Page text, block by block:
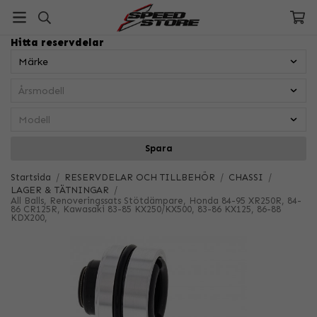
Hitta reservdelar
Spara
Startsida / RESERVDELAR OCH TILLBEHÖR / CHASSI /
LAGER & TÄTNINGAR /
All Balls, Renoveringssats Stötdämpare, Honda 84-95 XR250R, 84-
86 CR125R, Kawasaki 83-85 KX250/KX500, 83-86 KX125, 86-88
KDX200,